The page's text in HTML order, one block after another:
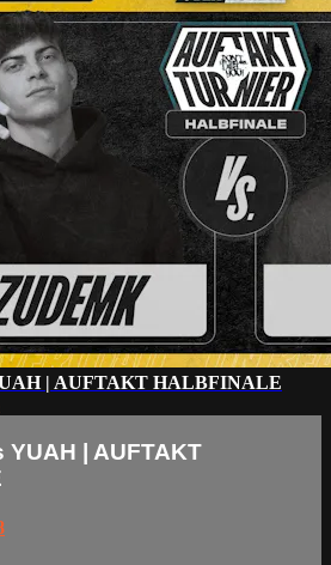
| AUFTAKT HALBFINALE
YUAH | AUFTAKT